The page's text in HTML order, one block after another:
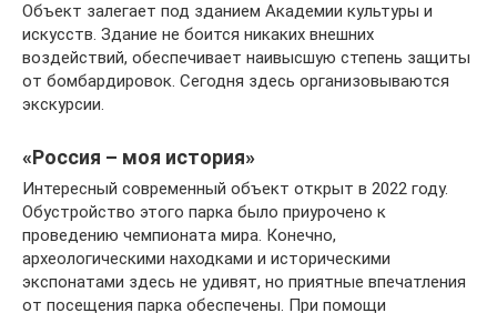
Объект залегает под зданием Академии культуры и
искусств. Здание не боится никаких внешних
воздействий, обеспечивает наивысшую степень защиты
от бомбардировок. Сегодня здесь организовываются
экскурсии.
«Россия – моя история»
Интересный современный объект открыт в 2022 году.
Обустройство этого парка было приурочено к
проведению чемпионата мира. Конечно,
археологическими находками и историческими
экспонатами здесь не удивят, но приятные впечатления
от посещения парка обеспечены. При помощи